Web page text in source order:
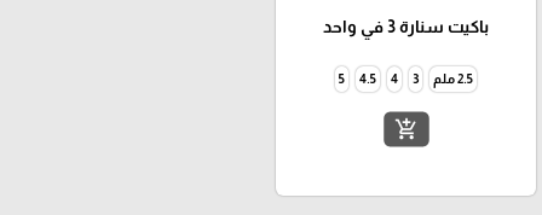
باكيت سنارة 3 في واحد
2.5 ملم 3
4
4.5
5
add_shopping_cart